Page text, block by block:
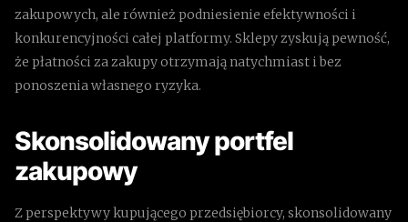
zakupowych, ale również podniesienie efektywności i
konkurencyjności całej platformy. Sklepy zyskują pewność,
że płatności za zakupy otrzymają natychmiast i bez
ponoszenia własnego ryzyka.
Skonsolidowany portfel
zakupowy
Z perspektywy kupującego przedsiębiorcy, skonsolidowany